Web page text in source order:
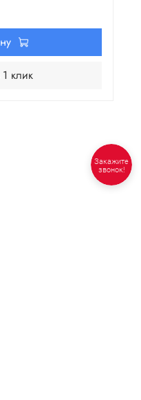
1 клик
Закажите
звонок!